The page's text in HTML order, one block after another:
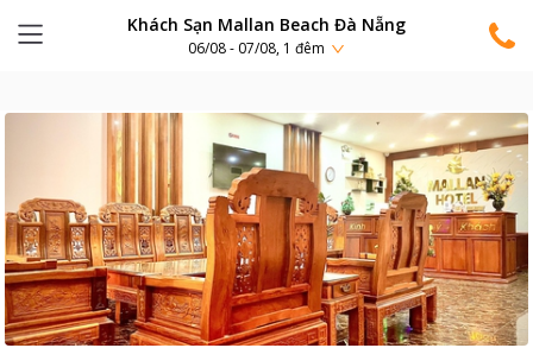
Khách Sạn Mallan Beach Đà Nẵng
06/08 - 07/08, 1 đêm